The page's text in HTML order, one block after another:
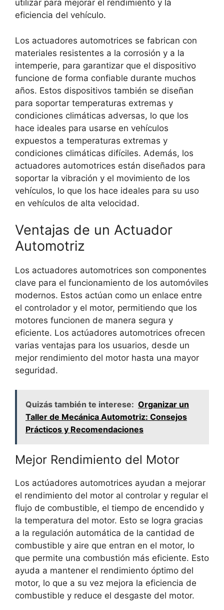
utilizar para mejorar el rendimiento y la
eficiencia del vehículo.
Los actuadores automotrices se fabrican con
materiales resistentes a la corrosión y a la
intemperie, para garantizar que el dispositivo
funcione de forma confiable durante muchos
años. Estos dispositivos también se diseñan
para soportar temperaturas extremas y
condiciones climáticas adversas, lo que los
hace ideales para usarse en vehículos
expuestos a temperaturas extremas y
condiciones climáticas difíciles. Además, los
actuadores automotrices están diseñados para
soportar la vibración y el movimiento de los
vehículos, lo que los hace ideales para su uso
en vehículos de alta velocidad.
Ventajas de un Actuador
Automotriz
Los actuadores automotrices son componentes
clave para el funcionamiento de los automóviles
modernos. Estos actúan como un enlace entre
el controlador y el motor, permitiendo que los
motores funcionen de manera segura y
eficiente. Los actúadores automotrices ofrecen
varias ventajas para los usuarios, desde un
mejor rendimiento del motor hasta una mayor
seguridad.
Quizás también te interese: Organizar un
Taller de Mecánica Automotriz: Consejos
Prácticos y Recomendaciones
Mejor Rendimiento del Motor
Los actúadores automotrices ayudan a mejorar
el rendimiento del motor al controlar y regular el
flujo de combustible, el tiempo de encendido y
la temperatura del motor. Esto se logra gracias
a la regulación automática de la cantidad de
combustible y aire que entran en el motor, lo
que permite una combustión más eficiente. Esto
ayuda a mantener el rendimiento óptimo del
motor, lo que a su vez mejora la eficiencia de
combustible y reduce el desgaste del motor.